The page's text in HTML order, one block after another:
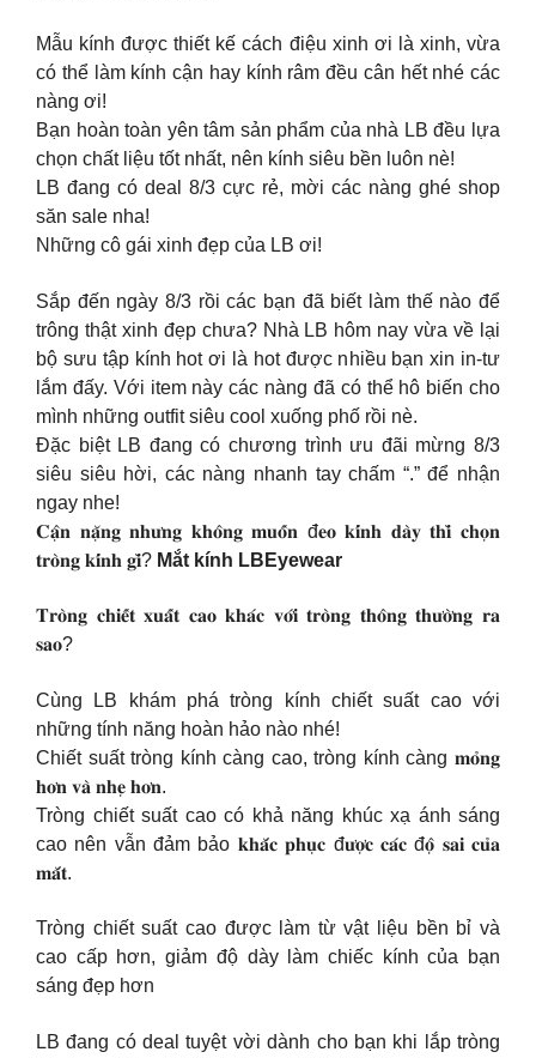
Mẫu kính được thiết kế cách điệu xinh ơi là xinh, vừa
có thể làm kính cận hay kính râm đều cân hết nhé các
nàng ơi!
Bạn hoàn toàn yên tâm sản phẩm của nhà LB đều lựa
chọn chất liệu tốt nhất, nên kính siêu bền luôn nè!
LB đang có deal 8/3 cực rẻ, mời các nàng ghé shop
săn sale nha!
Những cô gái xinh đẹp của LB ơi!
Sắp đến ngày 8/3 rồi các bạn đã biết làm thế nào để
trông thật xinh đẹp chưa? Nhà LB hôm nay vừa về lại
bộ sưu tập kính hot ơi là hot được nhiều bạn xin in-tư
lắm đấy. Với item này các nàng đã có thể hô biến cho
mình những outfit siêu cool xuống phố rồi nè.
Đặc biệt LB đang có chương trình ưu đãi mừng 8/3
siêu siêu hời, các nàng nhanh tay chấm “.” để nhận
ngay nhe!
𝐂𝐚̣̂𝐧 𝐧𝐚̣̆𝐧𝐠 𝐧𝐡𝐮̛𝐧𝐠 𝐤𝐡𝐨̂𝐧𝐠 𝐦𝐮𝐨̂́𝐧 đ𝐞𝐨 𝐤𝐢́𝐧𝐡 𝐝𝐚̀𝐲 𝐭𝐡𝐢̀ 𝐜𝐡𝐨̣𝐧
𝐭𝐫𝐨̀𝐧𝐠 𝐤𝐢́𝐧𝐡 𝐠𝐢̀? Mắt kính LBEyewear
𝐓𝐫𝐨̀𝐧𝐠 𝐜𝐡𝐢𝐞̂́𝐭 𝐱𝐮𝐚̂́𝐭 𝐜𝐚𝐨 𝐤𝐡𝐚́𝐜 𝐯𝐨̛́𝐢 𝐭𝐫𝐨̀𝐧𝐠 𝐭𝐡𝐨̂𝐧𝐠 𝐭𝐡𝐮̛𝐨̛̀𝐧𝐠 𝐫𝐚
𝐬𝐚𝐨?
Cùng LB khám phá tròng kính chiết suất cao với
những tính năng hoàn hảo nào nhé!
Chiết suất tròng kính càng cao, tròng kính càng 𝐦𝐨̉𝐧𝐠
𝐡𝐨̛𝐧 𝐯𝐚̀ 𝐧𝐡𝐞̣ 𝐡𝐨̛𝐧.
Tròng chiết suất cao có khả năng khúc xạ ánh sáng
cao nên vẫn đảm bảo 𝐤𝐡𝐚̆́𝐜 𝐩𝐡𝐮̣𝐜 đ𝐮̛𝐨̛̣𝐜 𝐜𝐚́𝐜 đ𝐨̣̂ 𝐬𝐚𝐢 𝐜𝐮̉𝐚
𝐦𝐚̆́𝐭.
Tròng chiết suất cao được làm từ vật liệu bền bỉ và
cao cấp hơn, giảm độ dày làm chiếc kính của bạn
sáng đẹp hơn
LB đang có deal tuyệt vời dành cho bạn khi lắp tròng